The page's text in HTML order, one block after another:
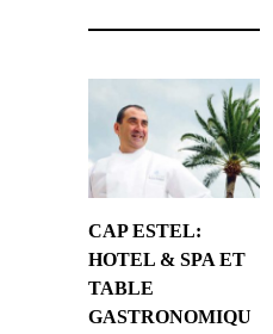
CAP ESTEL:
HOTEL & SPA ET
TABLE
GASTRONOMIQU